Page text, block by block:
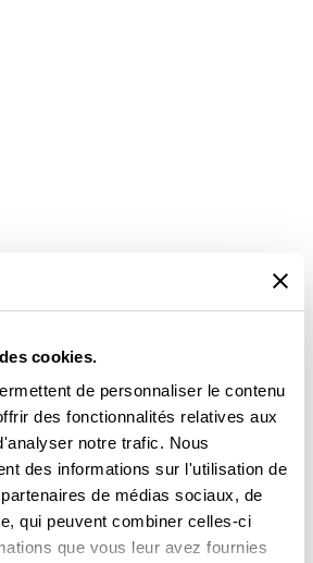
cookies.
de personnaliser le contenu
des fonctionnalités relatives aux
notre trafic. Nous
des informations sur l'utilisation de
de médias sociaux, de
qui peuvent combiner celles-ci
que vous leur avez fournies
lire la suite
lire la suite